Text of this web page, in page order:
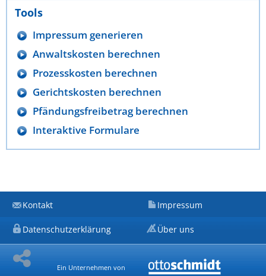
Tools
Impressum generieren
Anwaltskosten berechnen
Prozesskosten berechnen
Gerichtskosten berechnen
Pfändungsfreibetrag berechnen
Interaktive Formulare
Kontakt Impressum
Datenschutzerklärung Über uns
Ein Unternehmen von